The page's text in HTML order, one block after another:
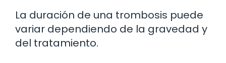
La duración de una trombosis puede
variar dependiendo de la gravedad y
del tratamiento.